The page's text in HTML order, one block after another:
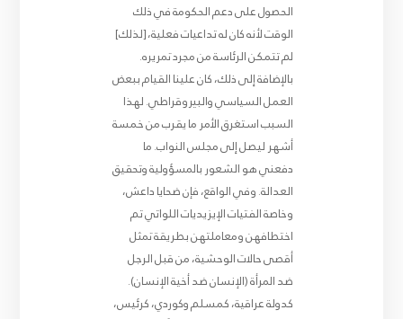
الحصول على دعم الحكومة في ذلك
الوقت لأنه كان له تداعيات فعلية، [لذلك]
لم تتمكن الرئاسة من مجرد تمريره.
بالإضافة إلى ذلك، كان علينا القيام ببعض
العمل السياسي والبيروقراطي. لهذا
السبب استغرق الأمر ما يقرب من خمسة
أشهر ليصل إلى مجلس النواب. ما
دفعني هو الشعور بالمسؤولية وتحقيق
العدالة. وفي الواقع، فإن ضحايا داعش،
وخاصة الفتيات الإيزيديات اللواتي تم
اختطافهن ومعاملتهن بطريقة تمثل
أقصى حالات الوحشية، من قبل الرجل
ضد المرأة (الإنسان ضد أخية الإنسان).
كدولة عراقية، كمسلم وكوردي، كرئيس،